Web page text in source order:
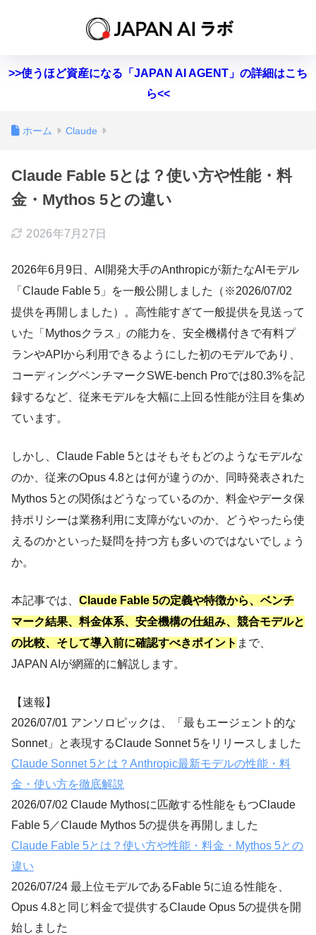
>>使うほど資産になる「JAPAN AI AGENT」の詳細はこち
ら<<
ホーム Claude
Claude Fable 5とは？使い方や性能・料
金・Mythos 5との違い
2026年7月27日
2026年6月9日、AI開発大手のAnthropicが新たなAIモデル
「Claude Fable 5」を一般公開しました（※2026/07/02
提供を再開しました）。高性能すぎて一般提供を見送って
いた「Mythosクラス」の能力を、安全機構付きで有料プ
ランやAPIから利用できるようにした初のモデルであり、
コーディングベンチマークSWE-bench Proでは80.3%を記
録するなど、従来モデルを大幅に上回る性能が注目を集め
ています。
しかし、Claude Fable 5とはそもそもどのようなモデルな
のか、従来のOpus 4.8とは何が違うのか、同時発表された
Mythos 5との関係はどうなっているのか、料金やデータ保
持ポリシーは業務利用に支障がないのか、どうやったら使
えるのかといった疑問を持つ方も多いのではないでしょう
か。
本記事では、 Claude Fable 5の定義や特徴から、ベンチ
マーク結果、料金体系、安全機構の仕組み、競合モデルと
の比較、そして導入前に確認すべきポイント まで、
JAPAN AIが網羅的に解説します。
【速報】
2026/07/01 アンソロピックは、「最もエージェント的な
Sonnet」と表現するClaude Sonnet 5をリリースしました
Claude Sonnet 5とは？Anthropic最新モデルの性能・料
金・使い方を徹底解説
2026/07/02 Claude Mythosに匹敵する性能をもつClaude
Fable 5／Claude Mythos 5の提供を再開しました
Claude Fable 5とは？使い方や性能・料金・Mythos 5との
違い
2026/07/24 最上位モデルであるFable 5に迫る性能を、
Opus 4.8と同じ料金で提供するClaude Opus 5の提供を開
始しました